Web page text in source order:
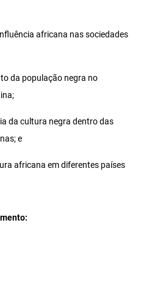
africana nas sociedades
da população negra no
da cultura negra dentro das
e
africana em diferentes países
: